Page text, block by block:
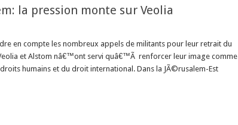
la pression monte sur Veolia
en compte les nombreux appels de militants pour leur retrait du
et Alstom nâ€™ont servi quâ€™Ã renforcer leur image comme
humains et du droit international. Dans la JÃ©rusalem-Est